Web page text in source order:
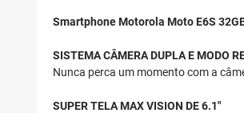
Smartphone Motorola Moto E6S
SISTEMA CÂMERA DUPLA E MODO
Nunca perca um momento com a
SUPER TELA MAX VISION DE 6.1"